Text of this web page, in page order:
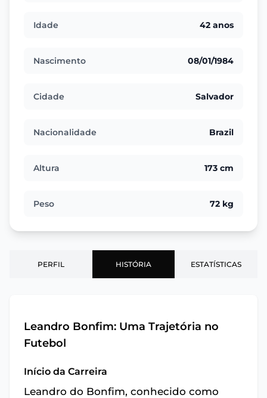
Idade 42 anos
Nascimento 08/01/1984
Cidade Salvador
Nacionalidade Brazil
Altura 173 cm
Peso 72 kg
PERFIL HISTÓRIA ESTATÍSTICAS
Leandro Bonfim: Uma Trajetória no
Futebol
Início da Carreira
Leandro do Bonfim, conhecido como